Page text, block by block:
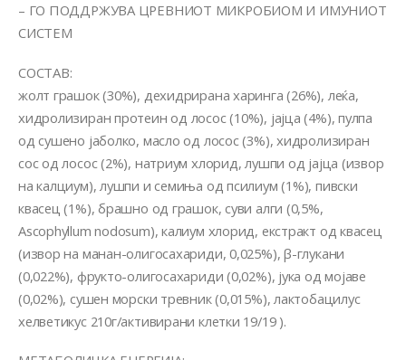
– ГО ПОДДРЖУВА ЦРЕВНИОТ МИКРОБИОМ И ИМУНИОТ
СИСТЕМ
СОСТАВ:
жолт грашок (30%), дехидрирана харинга (26%), леќа,
хидролизиран протеин од лосос (10%), јајца (4%), пулпа
од сушено јаболко, масло од лосос (3%), хидролизиран
сос од лосос (2%), натриум хлорид, лушпи од јајца (извор
на калциум), лушпи и семиња од псилиум (1%), пивски
квасец (1%), брашно од грашок, суви алги (0,5%,
Ascophyllum nodosum), калиум хлорид, екстракт од квасец
(извор на манан-олигосахариди, 0,025%), β-глукани
(0,022%), фрукто-олигосахариди (0,02%), јука од мојаве
(0,02%), сушен морски тревник (0,015%), лактобацилус
хелветикус 210г/активирани клетки 19/19 ).